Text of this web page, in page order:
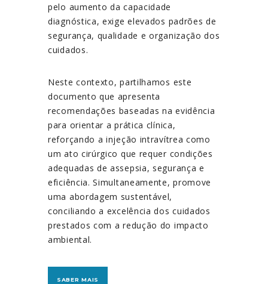
pelo aumento da capacidade
diagnóstica, exige elevados padrões de
segurança, qualidade e organização dos
cuidados.
Neste contexto, partilhamos este
documento que apresenta
recomendações baseadas na evidência
para orientar a prática clínica,
reforçando a injeção intravítrea como
um ato cirúrgico que requer condições
adequadas de assepsia, segurança e
eficiência. Simultaneamente, promove
uma abordagem sustentável,
conciliando a excelência dos cuidados
prestados com a redução do impacto
ambiental.
SABER MAIS